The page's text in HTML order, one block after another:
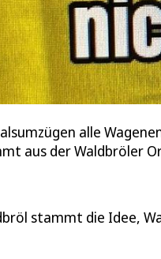
alle
aus der Waldbröler
stammt die Idee,